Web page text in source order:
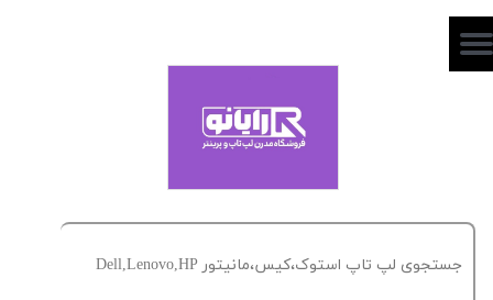
حساب کاربری من
خروج از حساب کاربری